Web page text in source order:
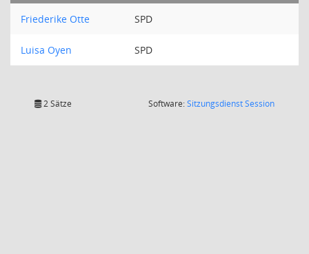
Friederike Otte SPD
Luisa Oyen SPD
2 Sätze Software:SitzungsdienstSession(Wird in